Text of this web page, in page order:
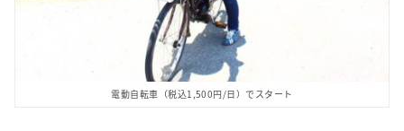
電動自転車（税込1,500円/日）でスタート